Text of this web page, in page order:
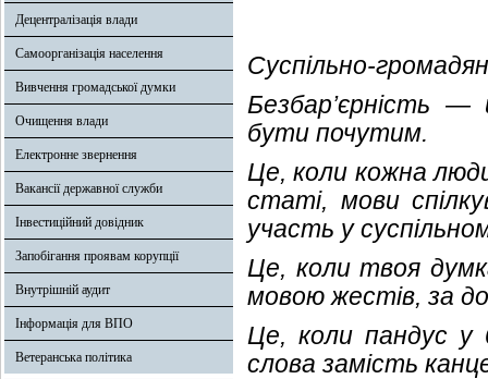
Децентралізація влади
Самоорганізація населення
Вивчення громадської думки
Очищення влади
Електронне звернення
Вакансії державної служби
Інвестиційний довідник
Запобігання проявам корупції
Внутрішній аудит
Інформація для ВПО
Ветеранська політика
Суспільно-
Безбар’єрність
бути почутим.
Це, коли кожна
статі, мови
участь у
Це, коли твоя
мовою жестів, за
Це, коли пандус у
слова замість